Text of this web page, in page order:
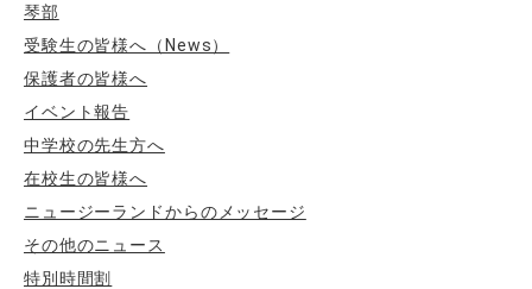
琴部
受験生の皆様へ（News）
保護者の皆様へ
イベント報告
中学校の先生方へ
在校生の皆様へ
ニュージーランドからのメッセージ
その他のニュース
特別時間割